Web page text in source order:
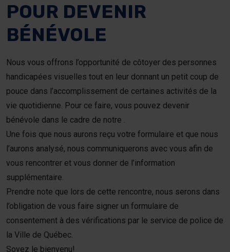
POUR DEVENIR
BÉNÉVOLE
Nous vous offrons l’opportunité de côtoyer des personnes
handicapées visuelles tout en leur donnant un petit coup de
pouce dans l’accomplissement de certaines activités de la
vie quotidienne. Pour ce faire, vous pouvez devenir
bénévole dans le cadre de notre .
Une fois que nous aurons reçu votre formulaire et que nous
l’aurons analysé, nous communiquerons avec vous afin de
vous rencontrer et vous donner de l’information
supplémentaire.
Prendre note que lors de cette rencontre, nous serons dans
l’obligation de vous faire signer un formulaire de
consentement à des vérifications par le service de police de
la Ville de Québec.
Soyez le bienvenu!